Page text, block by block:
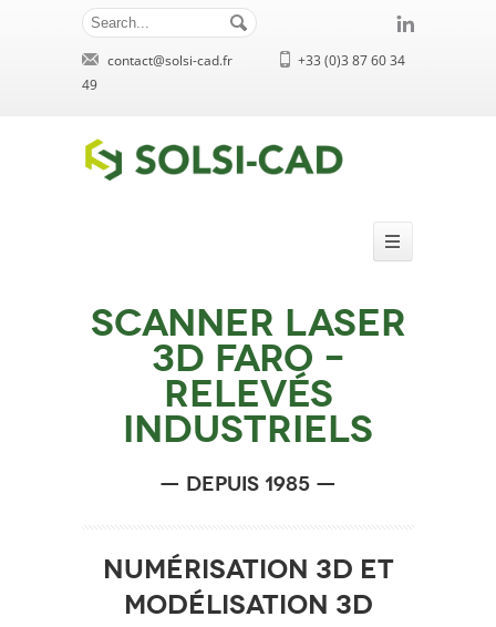
contact@solsi-cad.fr
+33 (0)3 87 60 34
49
Scanner Laser
3D Faro –
Relevés
industriels
— depuis 1985 —
Numérisation 3D et
modélisation 3D